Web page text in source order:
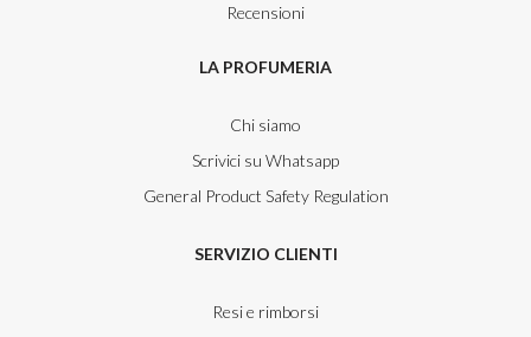
Recensioni
LA PROFUMERIA
Chi siamo
Scrivici su Whatsapp
General Product Safety Regulation
SERVIZIO CLIENTI
Resi e rimborsi